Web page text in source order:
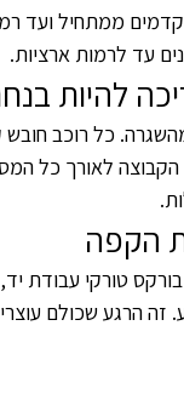
ממתחיל ועד
עד לרמות ארציות.
להיות
כל רוכב
לאורך כל
הקפה
טורקי עבודת
זה הרגע שכולם